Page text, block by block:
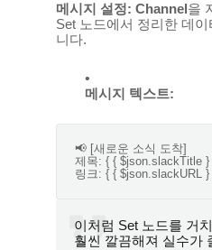
메시지 설정: Channel을
Set 노드에서 정리한 데
니다.
메시지 텍스트:
📢 [새로운 소식 도착]
제목: { { $json.slackTitle }
이처럼 Set 노드를 거
훨씬 깔끔해져 실수가